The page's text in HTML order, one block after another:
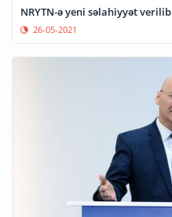
NRYTN-ə yeni səlahiyyət verilib
26-05-2021